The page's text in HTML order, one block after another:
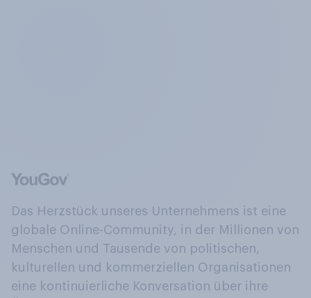
Das Herzstück unseres Unternehmens ist eine
globale Online-Community, in der Millionen von
Menschen und Tausende von politischen,
kulturellen und kommerziellen Organisationen
eine kontinuierliche Konversation über ihre